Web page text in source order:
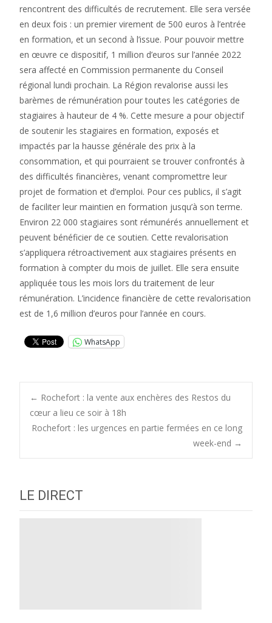
rencontrent des difficultés de recrutement. Elle sera versée
en deux fois : un premier virement de 500 euros à l’entrée
en formation, et un second à l’issue. Pour pouvoir mettre
en œuvre ce dispositif, 1 million d’euros sur l’année 2022
sera affecté en Commission permanente du Conseil
régional lundi prochain. La Région revalorise aussi les
barèmes de rémunération pour toutes les catégories de
stagiaires à hauteur de 4 %. Cette mesure a pour objectif
de soutenir les stagiaires en formation, exposés et
impactés par la hausse générale des prix à la
consommation, et qui pourraient se trouver confrontés à
des difficultés financières, venant compromettre leur
projet de formation et d’emploi. Pour ces publics, il s’agit
de faciliter leur maintien en formation jusqu’à son terme.
Environ 22 000 stagiaires sont rémunérés annuellement et
peuvent bénéficier de ce soutien. Cette revalorisation
s’appliquera rétroactivement aux stagiaires présents en
formation à compter du mois de juillet. Elle sera ensuite
appliquée tous les mois lors du traitement de leur
rémunération. L’incidence financière de cette revalorisation
est de 1,6 million d’euros pour l’année en cours.
WhatsApp
Post
navigation
← Rochefort : la vente aux enchères des Restos du
cœur a lieu ce soir à 18h
Rochefort : les urgences en partie fermées en ce long
week-end →
LE DIRECT